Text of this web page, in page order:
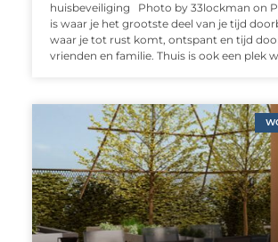
huisbeveiliging ‍Photo by 33lockman on
is waar je het grootste deel van je tijd
waar je tot rust komt, ontspant en tijd
vrienden en familie. Thuis is ook een plek